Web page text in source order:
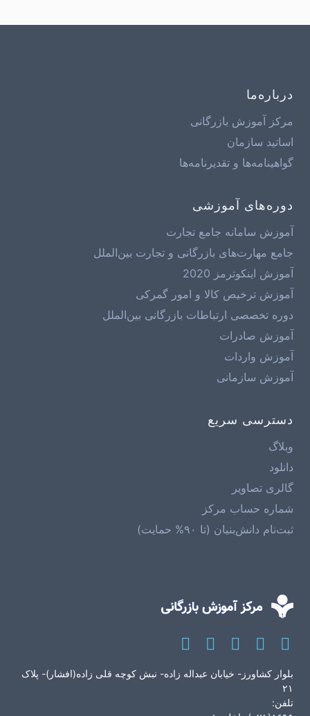
درباره‌ما
مرکز آموزش بازرگانی
اساتید سازمان
گواهینامه‌ها و تقدیرنامه‌ها
دوره‌های آموزشی
آموزش سامانه جامع تجارت
جامع مهارت‌های بازرگانی و تجارت بین‌الملل
آموزش اینکوترمز 2020
آموزش ترخیص کالا و امور گمرکی
دوره تخصصی ارتباطات بازرگانی بین‌الملل
آموزش صادرات
آموزش واردات
آموزش سازمانی
دسترسی سریع
وبلاگ
دانلود
گالری تصاویر
شماره حساب مرکز
ثبت‌نام دانش‌بنیان (تا ۹۰% حمایت)
بلوار کشاورز- خیابان عبداله زاده- نبش کوچه قلی زاده(افشار)- پلاک
۲۱
تلفن: